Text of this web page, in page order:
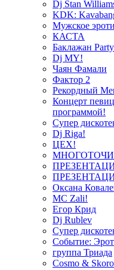
Dj Stan
KDK:
Мужское
КАСТА
Баклажан
Dj MY!
Чаян Фамали
Фактор 2
Рекордный
Концерт
программой!
Супер
Dj Riga!
ЦЕХ!
МНОГОТОЧИЕ/
Оксана
MC Zali!
Егор Крид
Dj Rublev
Супер
Событие:
группа Триада
Cosmo &